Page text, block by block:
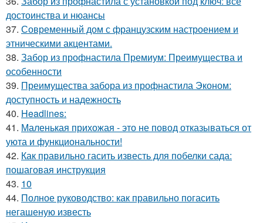
достоинства и нюансы
37. Современный дом с французским настроением и
этническими акцентами.
38. Забор из профнастила Премиум: Преимущества и
особенности
39. Преимущества забора из профнастила Эконом:
доступность и надежность
40. Headlines:
41. Маленькая прихожая - это не повод отказываться от
уюта и функциональности!
42. Как правильно гасить известь для побелки сада:
пошаговая инструкция
43. 10
44. Полное руководство: как правильно погасить
негашеную известь